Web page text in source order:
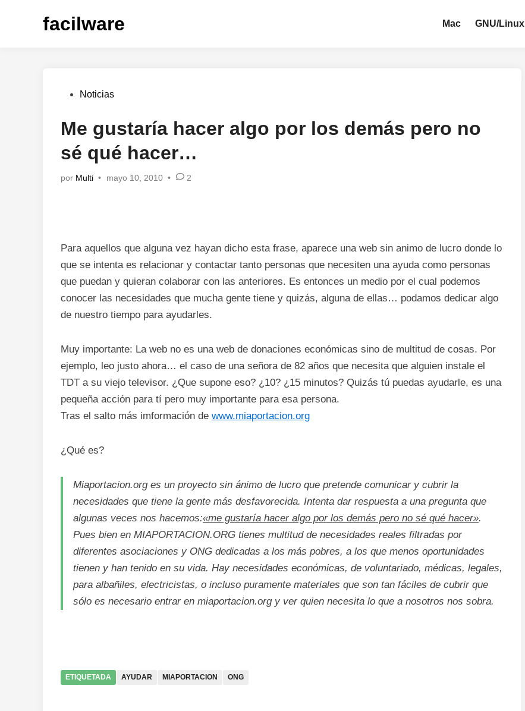
facilware Mac GNU/Linux
Publicado
Noticias
Me gustaría hacer algo por los demás pero no
sé qué hacer…
por Multi • mayo 10, 2010 • 2
Para aquellos que alguna vez hayan dicho esta frase, aparece una web sin animo de lucro donde lo
que se intenta es relacionar y contactar tanto personas que necesiten una ayuda como personas
que puedan y quieran colaborar con las anteriores. Es entonces un medio por el cual podemos
conocer las necesidades que mucha gente tiene y quizás, alguna de ellas… podamos dedicar algo
de nuestro tiempo para ayudarles.
Muy importante: La web no es una web de donaciones económicas sino de multitud de cosas. Por
ejemplo, leo justo ahora… el caso de una señora de 82 años que necesita que alguien instale el
TDT a su viejo televisor. ¿Que supone eso? ¿10? ¿15 minutos? Quizás tú puedas ayudarle, es una
pequeña acción para tí pero muy importante para esa persona.
Tras el salto más imformación de www.miaportacion.org
¿Qué es?
Miaportacion.org es un proyecto sin ánimo de lucro que pretende comunicar y cubrir la
necesidades que tiene la gente más desfavorecida. Intenta dar respuesta a una pregunta que
algunas veces nos hacemos:«me gustaría hacer algo por los demás pero no sé qué hacer».
Pues bien en MIAPORTACION.ORG tienes multitud de necesidades reales filtradas por
diferentes asociaciones y ONG dedicadas a los más pobres, a los que menos oportunidades
tienen y han tenido en su vida. Hay necesidades económicas, de voluntariado, médicas, legales,
para albañiles, electricistas, o incluso puramente materiales que son tan fáciles de cubrir que
sólo es necesario entrar en miaportacion.org y ver quien necesita lo que a nosotros nos sobra.
ETIQUETADA AYUDAR MIAPORTACION ONG